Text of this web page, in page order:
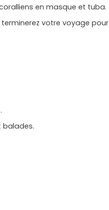
en masque et tuba.
terminerez votre voyage pour
balades.